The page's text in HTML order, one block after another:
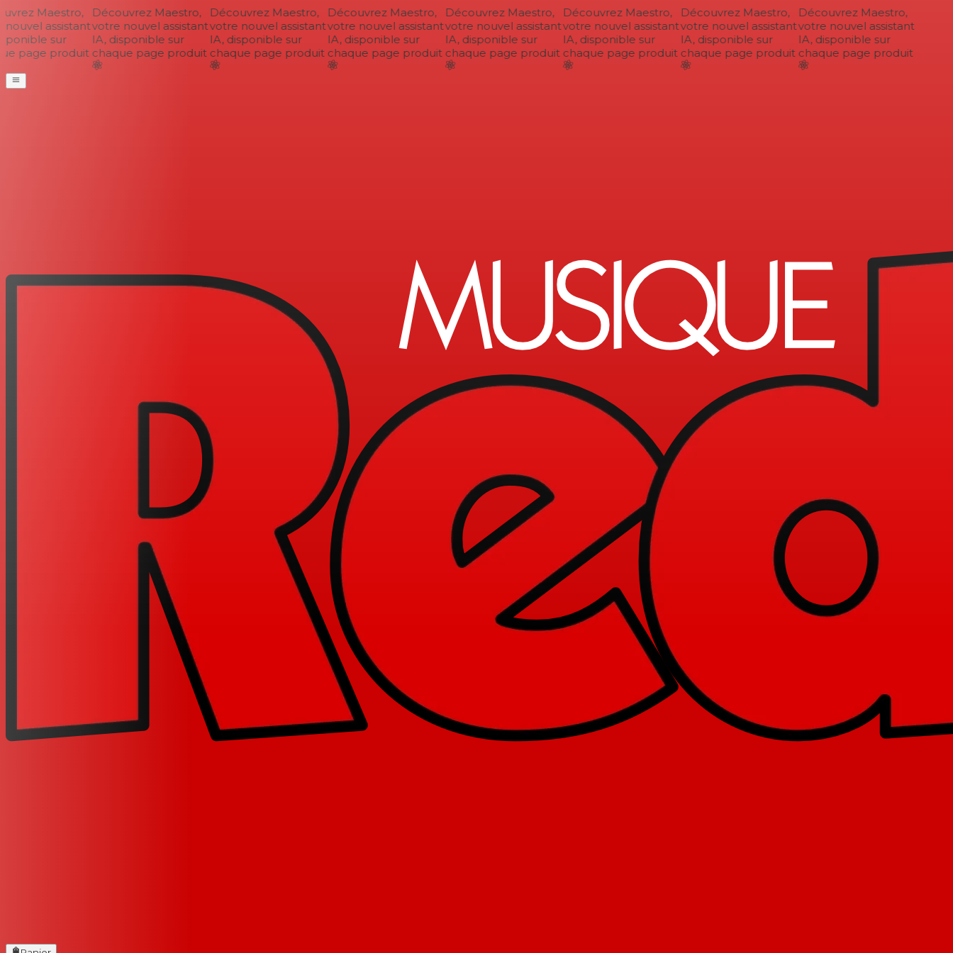
Maestro,
assistant
sur
page produit
Découvrez Maestro,
votre nouvel assistant
IA, disponible sur
chaque page produit
Découvrez Maestro,
votre nouvel assistant
IA, disponible sur
chaque page produit
Découvrez Maestro,
votre nouvel assistant
IA, disponible sur
chaque page produit
Découvrez Maestro,
votre nouvel assistant
IA, disponible sur
chaque page produit
Découvrez Maestro,
votre nouvel assistant
IA, disponible sur
chaque page produit
Découvrez Maestro,
votre nouvel assistant
IA, disponible sur
chaque page produit
Découvrez Maestro,
votre nouvel assistant
IA, disponible sur
chaque page produit